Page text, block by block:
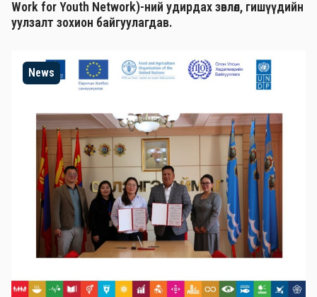
Work for Youth Network)-ний удирдах зөвлөл, гишүүдийн
уулзалт зохион байгуулагдав.
News